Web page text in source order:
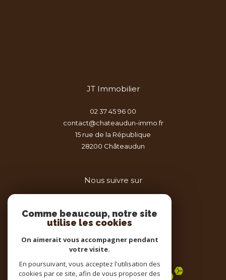
JT Immobilier
02 37 45 96 00
contact@chateaudun-immo.fr
15 rue de la République
28200
châteaudun
Nous suivre sur
Adhérents
Comme beaucoup, notre site
utilise les cookies
On aimerait vous accompagner pendant
votre visite.
En poursuivant, vous acceptez l'utilisation des
cookies par ce site, afin de vous proposer des